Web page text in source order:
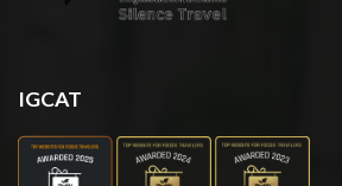
IGCAT